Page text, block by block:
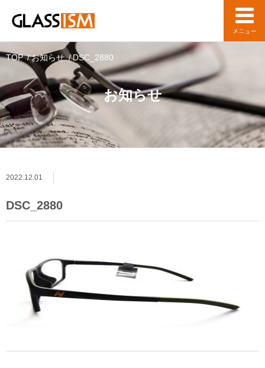
お知らせ
TOP お知らせ DSC_2880
2022.12.01
DSC_2880